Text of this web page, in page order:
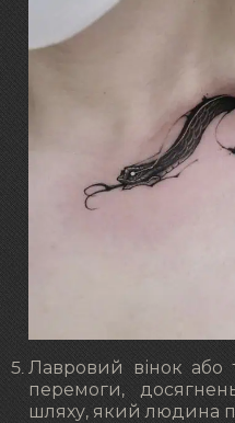
Лавровий вінок або
перемоги,
шляху, який людина